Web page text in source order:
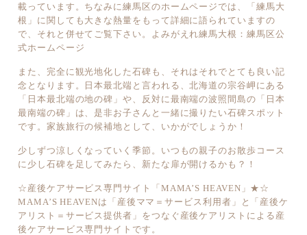
載っています。ちなみに練馬区のホームページでは、「練馬大
根」に関しても大きな熱量をもって詳細に語られていますの
で、それと併せてご覧下さい。
よみがえれ練馬大根：練馬区公
式ホームページ
また、完全に観光地化した石碑も、それはそれでとても良い記
念となります。日本最北端と言われる、北海道の宗谷岬にある
「日本最北端の地の碑」や、反対に最南端の波照間島の「日本
最南端の碑」は、是非お子さんと一緒に撮りたい石碑スポット
です。家族旅行の候補地として、いかがでしょうか！
少しずつ涼しくなっていく季節。いつもの親子のお散歩コース
に少し石碑を足してみたら、新たな扉が開けるかも？！
☆産後ケアサービス専門サイト「MAMA’S HEAVEN」★☆
MAMA’S HEAVENは「産後ママ＝サービス利用者」と「産後ケ
アリスト＝サービス提供者」をつなぐ産後ケアリストによる産
後ケアサービス専門サイトです。